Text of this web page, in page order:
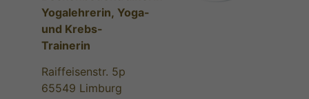
Yogalehrerin, Yoga-
und Krebs-
Trainerin
Raiffeisenstr. 5p
65549 Limburg